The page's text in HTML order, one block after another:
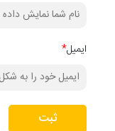
ایمیل*
ثبت